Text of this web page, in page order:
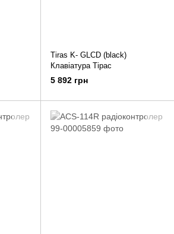
Tiras K- GLCD (black)
Клавіатура Тірас
5 892 грн